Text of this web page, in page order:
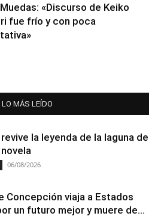
«Discurso de Keiko
fue frío y con poca
LO MÁS LEÍDO
la leyenda de la laguna de
06/08/2026
Concepción viaja a Estados
un futuro mejor y muere de...